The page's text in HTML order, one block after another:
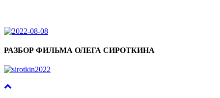
РАЗБОР ФИЛЬМА ОЛЕГА СИРОТКИНА